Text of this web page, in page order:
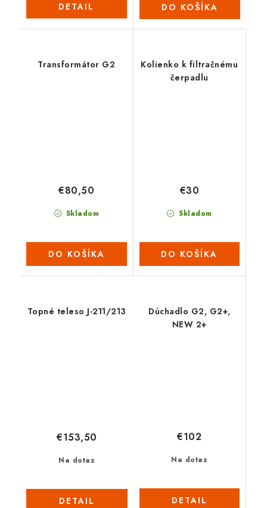
DETAIL DO KOŠÍKA
Transformátor G2
Skladom
€80,50
DO KOŠÍKA
Kolienko k filtračnému
čerpadlu
Skladom
€30
DO KOŠÍKA
Topné teleso J-211/213
Na dotaz
€153,50
DETAIL
Dúchadlo G2, G2+,
NEW 2+
Na dotaz
€102
DETAIL